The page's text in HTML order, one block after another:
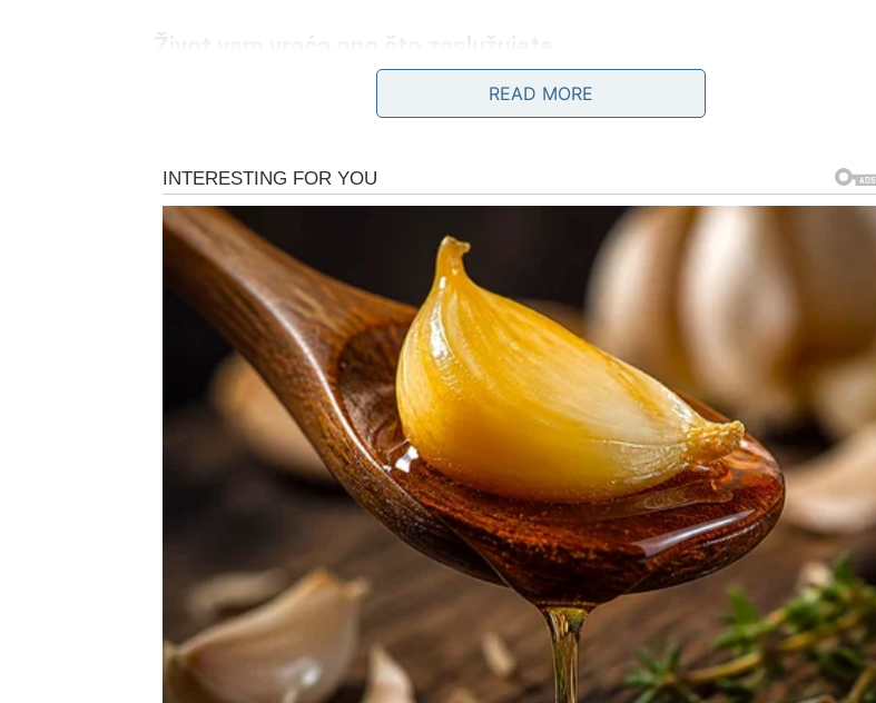
Pred vama su dani tokom kojih ćete osjetiti veliko olakšanje i sreću.
BLIZANCI
Zvijezde vam donose vijest ili susret koji može potpuno promijeniti vaš pogled na budućnost.
Jedna osoba ulazi u vaš život sa veoma posebnom energijom.
Sudbina vas vodi prema novom početku
Najvažnije stvari dolaze onda kada ih najmanje očekujete.
Rakovi su među znakovima kojima konačno dolazi ono što su godinama čekali.
Ljubav, pažnja i emotivna sigurnost sada ulaze u vaš život mnogo snažnije nego ranije.
Srce konačno dobija ono što zaslužuje
Pred vama su trenuci puni topline, nježnosti i sreće.
READ MORE